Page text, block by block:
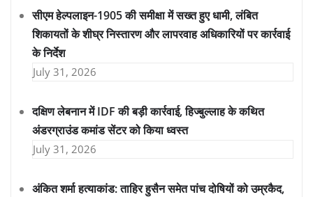
सीएम हेल्पलाइन-1905 की समीक्षा में सख्त हुए धामी, लंबित
शिकायतों के शीघ्र निस्तारण और लापरवाह अधिकारियों पर कार्रवाई
के निर्देश
July 31, 2026
दक्षिण लेबनान में IDF की बड़ी कार्रवाई, हिज्बुल्लाह के कथित
अंडरग्राउंड कमांड सेंटर को किया ध्वस्त
July 31, 2026
अंकित शर्मा हत्याकांड: ताहिर हुसैन समेत पांच दोषियों को उम्रकैद,